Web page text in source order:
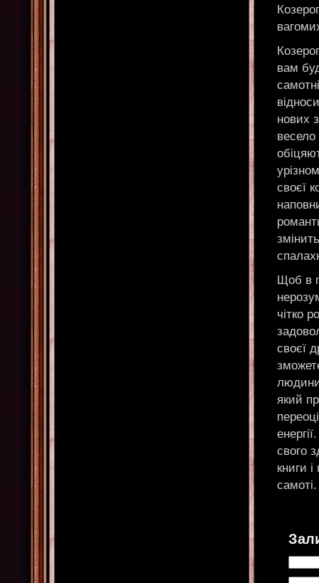
вам
нових
весело
своєї
Щоб в
чітко
своєї
який
свого
книги
самоті.